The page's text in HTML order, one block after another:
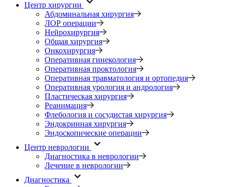
Центр хирургии
Абдоминальная хирургия
ЛОР операции
Нейрохирургия
Общая хирургия
Онкохирургия
Оперативная гинекология
Оперативная проктология
Оперативная травматология и ортопедия
Оперативная урология и андрология
Пластическая хирургия
Реанимация
Флебология и сосудистая хирургия
Эндокринная хирургия
Эндоскопические операции
Центр неврологии
Диагностика в неврологии
Лечение в неврологии
Диагностика